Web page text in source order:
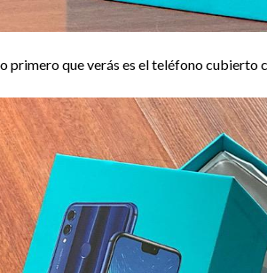
primero que verás es el teléfono cubierto